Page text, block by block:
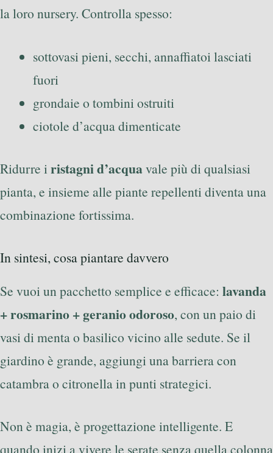
la loro nursery. Controlla spesso:
sottovasi pieni, secchi, annaffiatoi lasciati
fuori
grondaie o tombini ostruiti
ciotole d’acqua dimenticate
Ridurre iristagni d’acquavale più di qualsiasi
pianta, e insieme alle piante repellenti diventa una
combinazione fortissima.
In sintesi, cosa piantare davvero
Se vuoi un pacchetto semplice e efficace: lavanda
+ rosmarino + geranio odoroso, con un paio di
vasi di menta o basilico vicino alle sedute. Se il
giardino è grande, aggiungi una barriera con
catambra o citronella in punti strategici.
Non è magia, è progettazione intelligente. E
quando inizi a vivere le serate senza quella colonna